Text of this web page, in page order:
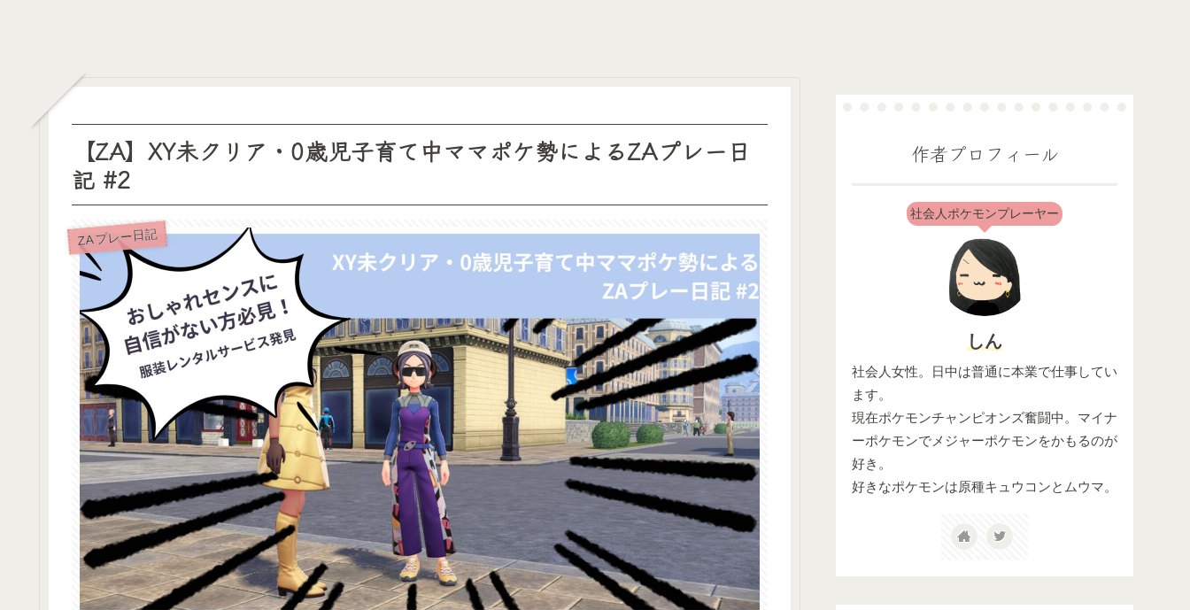
【ZA】XY未クリア・0歳児子育て中ママポケ勢によるZAプレー日
記 #2
ZA プレー日記
作者プロフィール
社会人ポケモンプレーヤー
しん
社会人女性。日中は普通に本業で仕事してい
ます。
現在ポケモンチャンピオンズ奮闘中。マイナ
ーポケモンでメジャーポケモンをかもるのが
好き。
好きなポケモンは原種キュウコンとムウマ。